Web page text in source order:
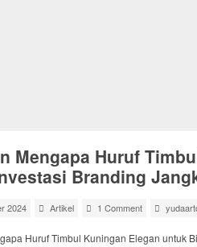
Mengapa Huruf
Branding
2024 Artikel 1 Comment
Huruf Timbul Kuningan Elegan untuk